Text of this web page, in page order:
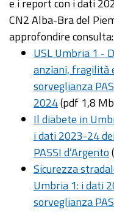
e i report con i dati
CN2 Alba-Bra del
approfondire consulta:
USL Umbria 1 -
anziani, fragilità
sorveglianza
2024(pdf 1,8
Il diabete in
i dati 2023-24
PASSI d’Argento
Sicurezza
Umbria 1: i dati
sorveglianza